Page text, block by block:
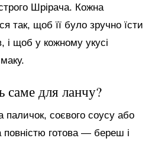
Шрірача. Кожна
так, щоб її було зручно їсти
і щоб у кожному укусі
саме для ланчу?
соєвого соусу або
повністю готова — береш і